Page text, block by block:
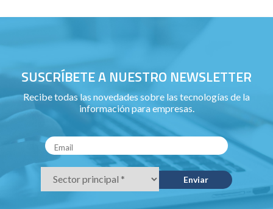
SUSCRÍBETE A NUESTRO NEWSLETTER
Recibe todas las novedades sobre las tecnologías de la
información para empresas.